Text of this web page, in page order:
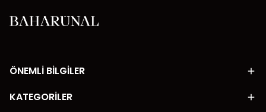
ÖNEMLİ BİLGİLER
KATEGORİLER